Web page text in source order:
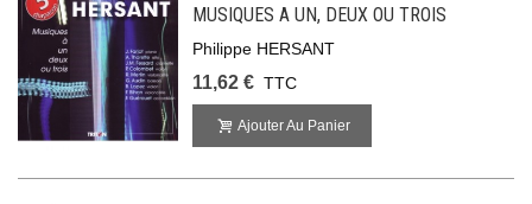
MUSIQUES A UN, DEUX OU TROIS
Philippe HERSANT
11,62 € TTC
Ajouter Au Panier